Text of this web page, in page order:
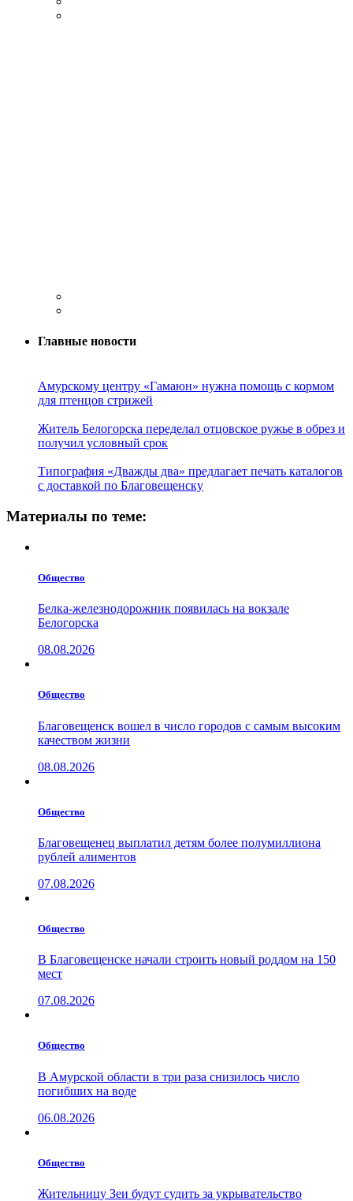
Главные новости
Амурскому центру «Гамаюн» нужна помощь с кормом
для птенцов стрижей
Житель Белогорска переделал отцовское ружье в обрез и
получил условный срок
Типография «Дважды два» предлагает печать каталогов
с доставкой по Благовещенску
Материалы по теме:
Общество
Белка-железнодорожник появилась на вокзале
Белогорска
08.08.2026
Общество
Благовещенск вошел в число городов с самым высоким
качеством жизни
08.08.2026
Общество
Благовещенец выплатил детям более полумиллиона
рублей алиментов
07.08.2026
Общество
В Благовещенске начали строить новый роддом на 150
мест
07.08.2026
Общество
В Амурской области в три раза снизилось число
погибших на воде
06.08.2026
Общество
Жительницу Зеи будут судить за укрывательство